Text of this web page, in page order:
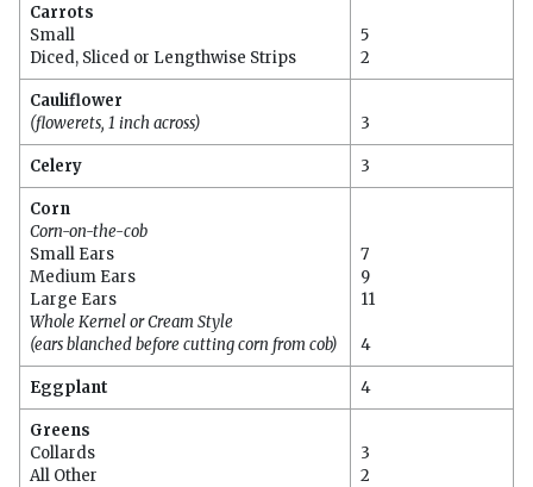
Carrots
Small
Diced, Sliced or Lengthwise Strips
5
2
Cauliflower
(flowerets, 1 inch across)
3
Celery 3
Corn
Corn-on-the-cob
Small Ears
Medium Ears
Large Ears
Whole Kernel or Cream Style
(ears blanched before cutting corn from cob)
7
9
11
4
Eggplant 4
Greens
Collards
All Other
3
2